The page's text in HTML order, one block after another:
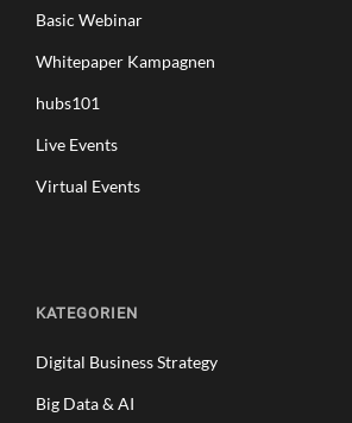
Basic Webinar
Whitepaper Kampagnen
hubs101
Live Events
Virtual Events
KATEGORIEN
Digital Business Strategy
Big Data & AI